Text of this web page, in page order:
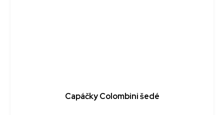
Capáčky Colombini šedé